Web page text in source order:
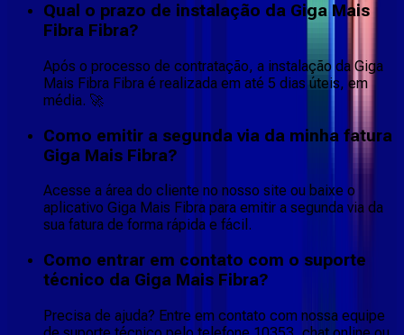
Qual o prazo de instalação da Giga Mais
Fibra Fibra?
Após o processo de contratação, a instalação da Giga
Mais Fibra Fibra é realizada em até 5 dias úteis, em
média. 🚀
Como emitir a segunda via da minha fatura
Giga Mais Fibra?
Acesse a área do cliente no nosso site ou baixe o
aplicativo Giga Mais Fibra para emitir a segunda via da
sua fatura de forma rápida e fácil.
Como entrar em contato com o suporte
técnico da Giga Mais Fibra?
Precisa de ajuda? Entre em contato com nossa equipe